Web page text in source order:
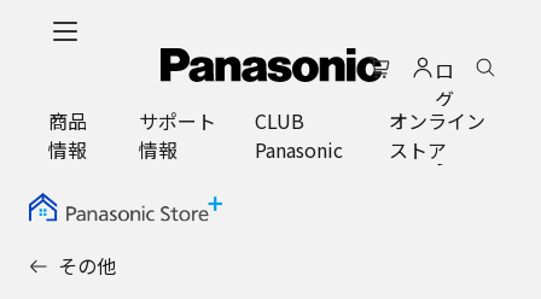
ロ
グ
イ
ン
商品
情報
サポート
情報
CLUB
Panasonic
オンライン
ストア
その他